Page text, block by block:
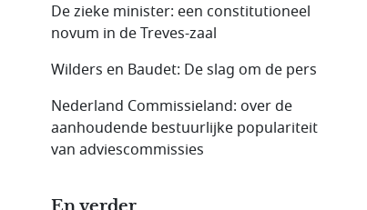
De zieke minister: een constitutioneel
novum in de Treves-zaal
Wilders en Baudet: De slag om de pers
Nederland Commissieland: over de
aanhoudende bestuurlijke populariteit
van adviescommissies